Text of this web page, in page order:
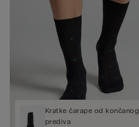
Kratke čarape od končanog
prediva